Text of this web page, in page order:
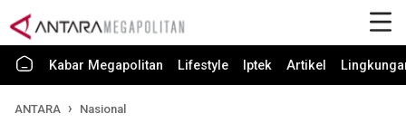
Kabar Megapolitan Lifestyle Iptek Artikel
ANTARA Nasional